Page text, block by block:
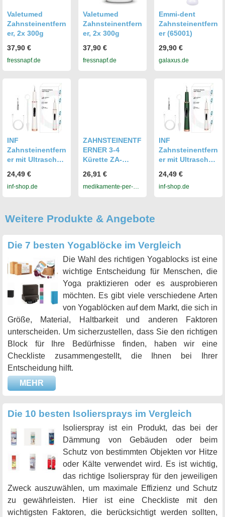
Valetumed
Zahnsteinentfern
er, 2x 300g
37,90 €
fressnapf.de
Valetumed
Zahnsteinentfern
er, 2x 300g
37,90 €
fressnapf.de
Emmi-dent
Zahnsteinentfern
er (65001)
29,90 €
galaxus.de
INF
Zahnsteinentfern
er mit Ultraschall
24,49 €
inf-shop.de
ZAHNSTEINENTF
ERNER 3-4
Kürette ZA-
26,91 €
medikamente-per-
INF
Zahnsteinentfern
er mit Ultraschall
24,49 €
inf-shop.de
Weitere Produkte & Angebote
Die 7 besten Yogablöcke im Vergleich
Die Wahl des richtigen Yogablocks ist eine
wichtige Entscheidung für Menschen, die
Yoga praktizieren oder es ausprobieren
möchten. Es gibt viele verschiedene Arten
von Yogablöcken auf dem Markt, die sich in
Größe, Material, Haltbarkeit und anderen Faktoren
unterscheiden. Um sicherzustellen, dass Sie den richtigen
Block für Ihre Bedürfnisse finden, haben wir eine
Checkliste zusammengestellt, die Ihnen bei Ihrer
Entscheidung hilft.
MEHR
Die 10 besten Isoliersprays im Vergleich
Isolierspray ist ein Produkt, das bei der
Dämmung von Gebäuden oder beim
Schutz von bestimmten Objekten vor Hitze
oder Kälte verwendet wird. Es ist wichtig,
das richtige Isolierspray für den jeweiligen
Zweck auszuwählen, um maximale Effizienz und Schutz
zu gewährleisten. Hier ist eine Checkliste mit den
wichtigsten Faktoren, die berücksichtigt werden sollten,